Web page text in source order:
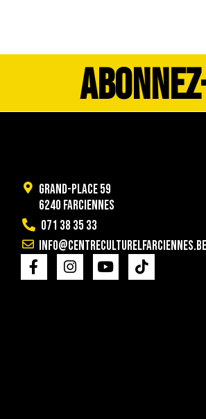
Grand-Place 59
6240 Farciennes
071 38 35 33
info@centreculturelfarciennes.be